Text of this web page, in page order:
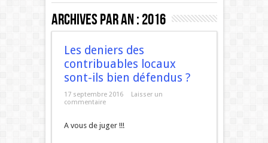
Archives par an :2016
Les deniers des
contribuables locaux
sont-ils bien défendus ?
17 septembre 2016
Laisser un
commentaire
A vous de juger !!!